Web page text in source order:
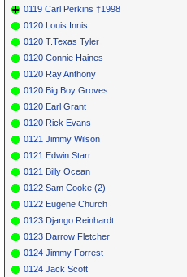
0119 Carl Perkins †1998
0120 Louis Innis
0120 T.Texas Tyler
0120 Connie Haines
0120 Ray Anthony
0120 Big Boy Groves
0120 Earl Grant
0120 Rick Evans
0121 Jimmy Wilson
0121 Edwin Starr
0121 Billy Ocean
0122 Sam Cooke (2)
0122 Eugene Church
0123 Django Reinhardt
0123 Darrow Fletcher
0124 Jimmy Forrest
0124 Jack Scott